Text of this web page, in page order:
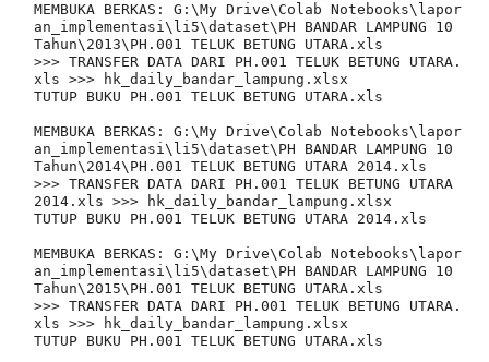
MEMBUKA BERKAS: G:\My Drive\Colab Notebooks\lapor
an_implementasi\li5\dataset\PH BANDAR LAMPUNG 10
Tahun\2013\PH.001 TELUK BETUNG UTARA.xls
>>> TRANSFER DATA DARI PH.001 TELUK BETUNG UTARA.
xls >>> hk_daily_bandar_lampung.xlsx
TUTUP BUKU PH.001 TELUK BETUNG UTARA.xls
MEMBUKA BERKAS: G:\My Drive\Colab Notebooks\lapor
an_implementasi\li5\dataset\PH BANDAR LAMPUNG 10
Tahun\2014\PH.001 TELUK BETUNG UTARA 2014.xls
>>> TRANSFER DATA DARI PH.001 TELUK BETUNG UTARA
2014.xls >>> hk_daily_bandar_lampung.xlsx
TUTUP BUKU PH.001 TELUK BETUNG UTARA 2014.xls
MEMBUKA BERKAS: G:\My Drive\Colab Notebooks\lapor
an_implementasi\li5\dataset\PH BANDAR LAMPUNG 10
Tahun\2015\PH.001 TELUK BETUNG UTARA.xls
>>> TRANSFER DATA DARI PH.001 TELUK BETUNG UTARA.
xls >>> hk_daily_bandar_lampung.xlsx
TUTUP BUKU PH.001 TELUK BETUNG UTARA.xls